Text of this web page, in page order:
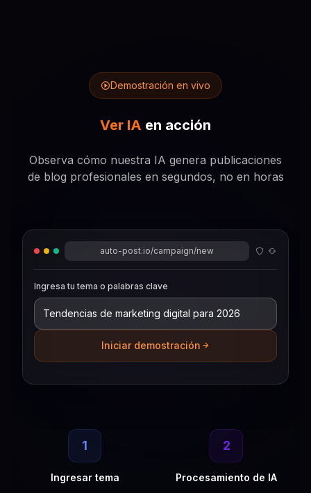
Demostración en vivo
Ver IA en acción
Observa cómo nuestra IA genera publicaciones
de blog profesionales en segundos, no en horas
auto-post.io/campaign/new
Ingresa tu tema o palabras clave
Iniciar demostración
1
Ingresar tema
2
Procesamiento de IA